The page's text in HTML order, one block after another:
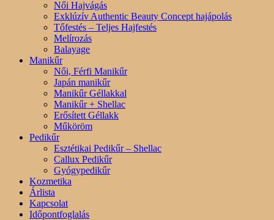
Női Hajvágás
Exklúzív Authentic Beauty Concept hajápolás
Tőfestés – Teljes Hajfestés
Melírozás
Balayage
Manikűr
Női, Férfi Manikűr
Japán manikűr
Manikűr Géllakkal
Manikűr + Shellac
Erősített Géllakk
Műköröm
Pedikűr
Esztétikai Pedikűr – Shellac
Callux Pedikűr
Gyógypedikűr
Kozmetika
Árlista
Kapcsolat
Időpontfoglalás